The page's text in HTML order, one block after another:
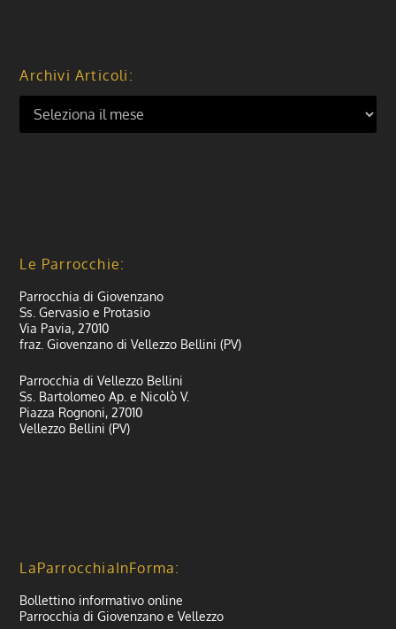
Archivi Articoli:
Le Parrocchie:
Parrocchia di Giovenzano
Ss. Gervasio e Protasio
Via Pavia, 27010
fraz. Giovenzano di Vellezzo Bellini (PV)
Parrocchia di Vellezzo Bellini
Ss. Bartolomeo Ap. e Nicolò V.
Piazza Rognoni, 27010
Vellezzo Bellini (PV)
LaParrocchiaInForma:
Bollettino informativo online
Parrocchia di Giovenzano e Vellezzo